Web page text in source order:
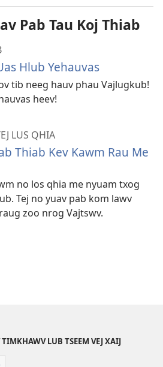
li
cas
Pab Tau Koj Thiab
Hlub Yehauvas
tib neeg hauv phau Vajlugkub!
heev!
LUS QHIA
Thiab Kev Kawm Rau Me
no los qhia me nyuam txog
Tej no yuav pab kom lawv
zoo nrog Vajtswv.
LUB TSEEM VEJ XAIJ